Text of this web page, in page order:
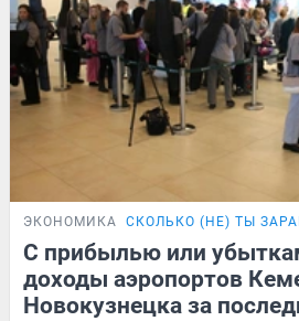
ЭКОНОМИКА СКОЛЬКО (НЕ) ТЫ
С прибылью или
доходы аэропортов
Новокузнецка за